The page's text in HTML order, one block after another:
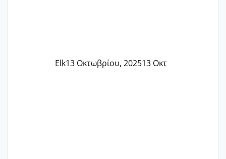
Elk13 Οκτωβρίου, 202513 Οκτ